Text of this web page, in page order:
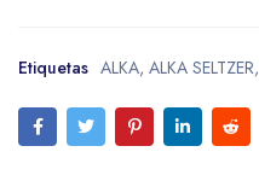
Etiquetas ALKA, ALKA SELTZER,